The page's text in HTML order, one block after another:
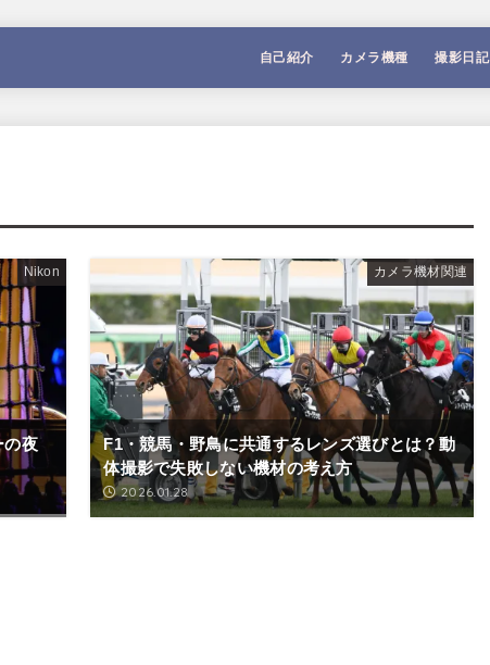
自己紹介 カメラ機種 撮影日記
Nikon
の夜
カメラ機材関連
F1・競馬・野鳥に共通するレンズ選びとは？動
体撮影で失敗しない機材の考え方
2026.01.28